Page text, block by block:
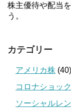
株主優待や配当
う。
カテゴリー
アメリカ株 (40)
コロナショッ
ソーシャルレ